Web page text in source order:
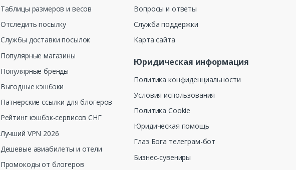
Таблицы размеров и весов
Отследить посылку
Службы доставки посылок
Популярные магазины
Популярные бренды
Выгодные кэшбэки
Патнерские ссылки для блогеров
Рейтинг кэшбэк-сервисов СНГ
Лучший VPN 2026
Дешевые авиабилеты и отели
Промокоды от блогеров
Вопросы и ответы
Служба поддержки
Карта сайта
Юридическая информация
Политика конфиденциальности
Условия использования
Политика Cookie
Юридическая помощь
Глаз Бога телеграм-бот
Бизнес-сувениры